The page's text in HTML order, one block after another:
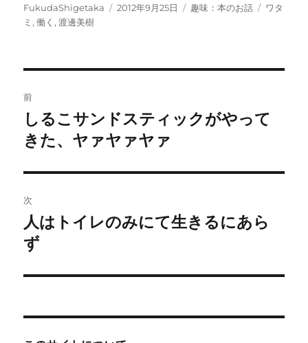
投
稿
FukudaShigetaka
投
2012年9月25日
カ
趣味：本のお話
タ
ワタ
ミ ,働く ,渡邊美樹
稿
ナ
ビ
ゲ
ー
シ
ン
前
前
の
稿:
しるこサンドスティックがやって
きた、ヤァヤァヤァ
次
次
の
稿:
人はトイレのみにて生きるにあら
ず